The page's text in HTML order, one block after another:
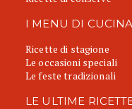
I MENU DI
Ricette di stagione
Le occasioni speciali
Le feste tradizionali
LE ULTIME